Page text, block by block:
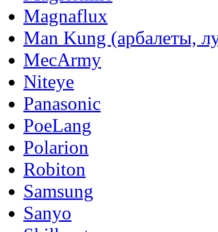
Magnaflux
Man Kung (арбалеты,
MecArmy
Niteye
Panasonic
PoeLang
Polarion
Robiton
Samsung
Sanyo